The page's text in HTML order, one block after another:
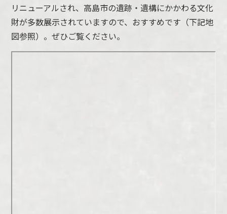
リニューアルされ、高島市の遺跡・遺構にかかわる文化
財が多数展示されていますので、おすすめです（下記地
図参照）。ぜひご覧ください。